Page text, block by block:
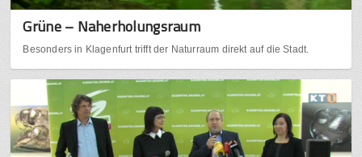
Grüne – Naherholungsraum
Besonders in Klagenfurt trifft der Naturraum direkt auf die Stadt.